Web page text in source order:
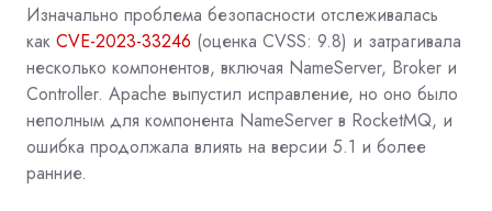
Изначально проблема безопасности отслеживалась
как CVE-2023-33246 (оценка CVSS: 9.8) и затрагивала
несколько компонентов, включая NameServer, Broker и
Controller. Apache выпустил исправление, но оно было
неполным для компонента NameServer в RocketMQ, и
ошибка продолжала влиять на версии 5.1 и более
ранние.